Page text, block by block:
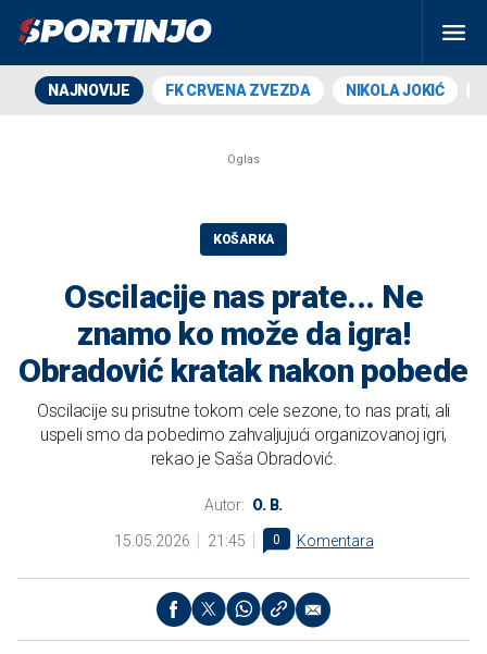
NAJNOVIJE FK CRVENA ZVEZDA NIKOLA JOKIĆ
KOŠARKA
Oscilacije nas prate... Ne
znamo ko može da igra!
Obradović kratak nakon pobede
Oscilacije su prisutne tokom cele sezone, to nas prati, ali
uspeli smo da pobedimo zahvaljujući organizovanoj igri,
rekao je Saša Obradović.
Autor: O. B.
15.05.2026 21:45 0 Komentara